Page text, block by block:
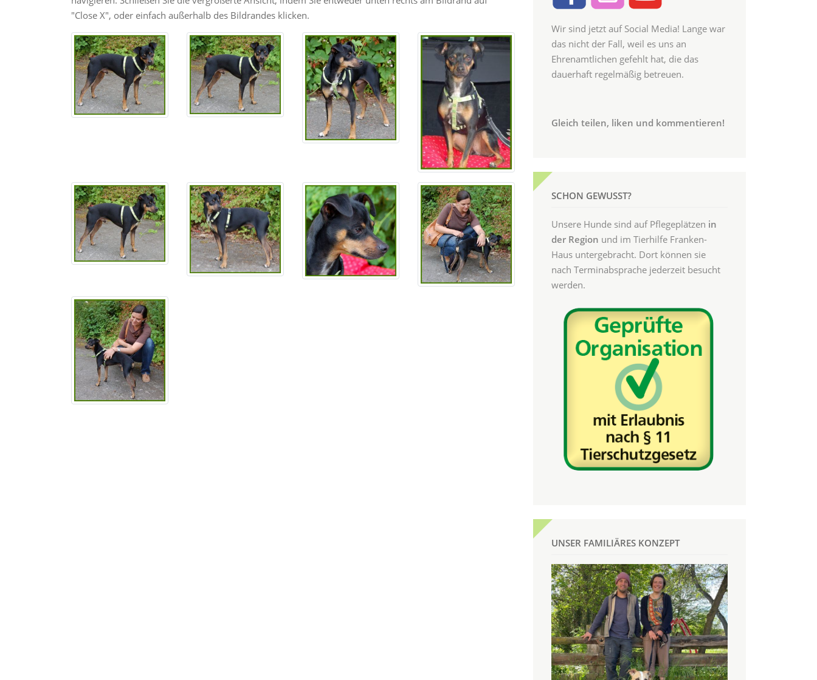
"Close X", oder einfach außerhalb des Bildrandes klicken.
Wir sind jetzt auf Social Media! Lange war
das nicht der Fall, weil es uns an
Ehrenamtlichen gefehlt hat, die das
dauerhaft regelmäßig betreuen.
Gleich teilen, liken und kommentieren!
SCHON GEWUSST?
Unsere Hunde sind auf Pflegeplätzen in
der Region und im Tierhilfe Franken-
Haus untergebracht. Dort können sie
nach Terminabsprache jederzeit besucht
werden.
UNSER FAMILIÄRES KONZEPT